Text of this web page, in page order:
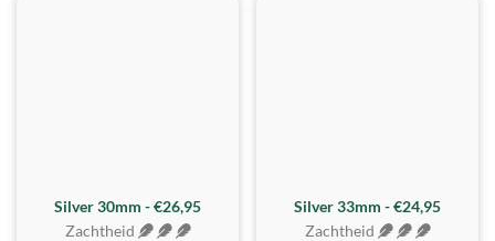
Silver 30mm - €26,95
Zachtheid
Silver 33mm - €24,95
Zachtheid